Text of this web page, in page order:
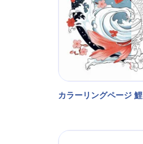
カラーリングページ 鯉